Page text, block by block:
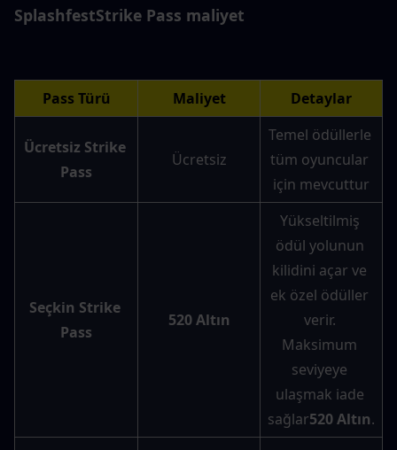
SplashfestStrike Pass maliyet
Pass Türü Maliyet Detaylar
Ücretsiz Strike
Pass
Ücretsiz
Temel ödüllerle
tüm oyuncular
için mevcuttur
Seçkin Strike
Pass
520 Altın
Yükseltilmiş
ödül yolunun
kilidini açar ve
ek özel ödüller
verir.
Maksimum
seviyeye
ulaşmak iade
sağlar520 Altın.